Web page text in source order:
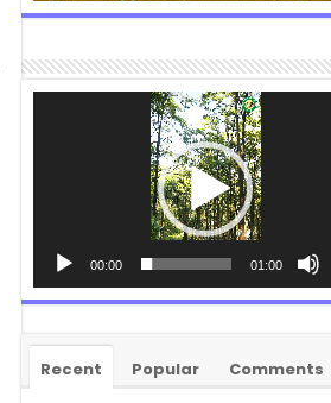
00:00 01:00
Recent Popular Comments